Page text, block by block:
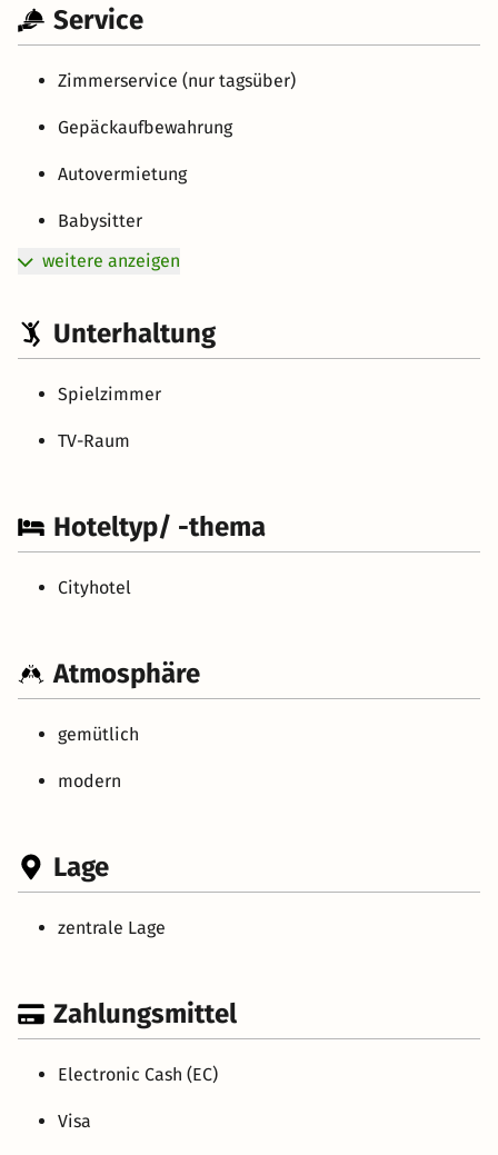
Service
Zimmerservice (nur tagsüber)
Gepäckaufbewahrung
Autovermietung
Babysitter
weitere anzeigen
Unterhaltung
Spielzimmer
TV-Raum
Hoteltyp/ -thema
Cityhotel
Atmosphäre
gemütlich
modern
Lage
zentrale Lage
Zahlungsmittel
Electronic Cash (EC)
Visa